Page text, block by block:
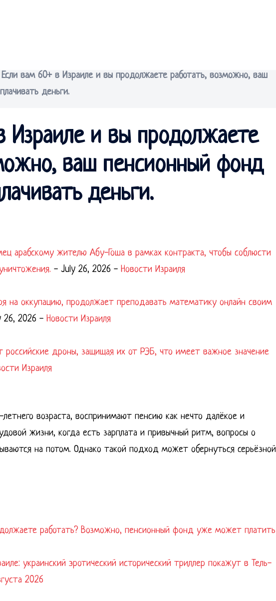
Если вам 60+ в Израиле и вы продолжаете работать, возможно, ваш
деньги.
Израиле и вы продолжаете
ваш пенсионный фонд
деньги.
арабскому жителю Абу-Гоша в рамках контракта, чтобы соблюсти
- July 26, 2026 - Новости Израиля
на оккупацию, продолжает преподавать математику онлайн своим
26, 2026 - Новости Израиля
российские дроны, защищая их от РЭБ, что имеет важное значение
Израиля
возраста, воспринимают пенсию как нечто далёкое и
жизни, когда есть зарплата и привычный ритм, вопросы о
на потом. Однако такой подход может обернуться серьёзной
работать? Возможно, пенсионный фонд уже может платить
украинский эротический исторический триллер покажут в Тель-
2026